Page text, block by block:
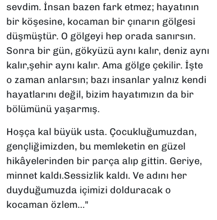
sevdim. İnsan bazen fark etmez; hayatının
bir köşesine, kocaman bir çınarın gölgesi
düşmüştür. O gölgeyi hep orada sanırsın.
Sonra bir gün, gökyüzü aynı kalır, deniz aynı
kalır,şehir aynı kalır. Ama gölge çekilir. İşte
o zaman anlarsın; bazı insanlar yalnız kendi
hayatlarını değil, bizim hayatımızın da bir
bölümünü yaşarmış.
Hoşça kal büyük usta. Çocukluğumuzdan,
gençliğimizden, bu memleketin en güzel
hikâyelerinden bir parça alıp gittin. Geriye,
minnet kaldı.Sessizlik kaldı. Ve adını her
duyduğumuzda içimizi dolduracak o
kocaman özlem…"